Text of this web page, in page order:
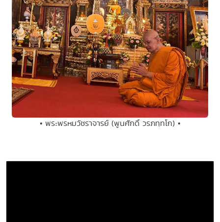
• พระพรหมวัชราจารย์ (พูนศักดิ์ วรภทฺทโก) •